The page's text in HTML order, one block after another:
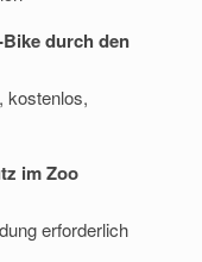
Bike durch den
kostenlos,
im Zoo
erforderlich